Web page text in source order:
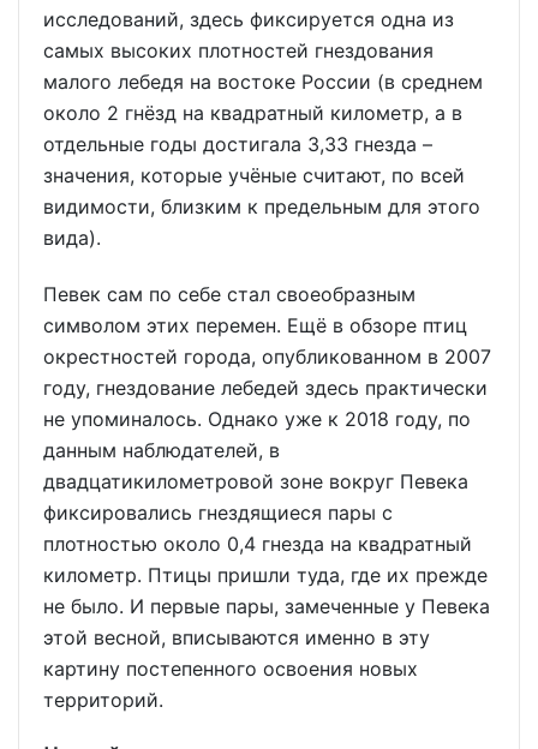
исследований, здесь фиксируется одна из
самых высоких плотностей гнездования
малого лебедя на востоке России (в среднем
около 2 гнёзд на квадратный километр, а в
отдельные годы достигала 3,33 гнезда –
значения, которые учёные считают, по всей
видимости, близким к предельным для этого
вида).
Певек сам по себе стал своеобразным
символом этих перемен. Ещё в обзоре птиц
окрестностей города, опубликованном в 2007
году, гнездование лебедей здесь практически
не упоминалось. Однако уже к 2018 году, по
данным наблюдателей, в
двадцатикилометровой зоне вокруг Певека
фиксировались гнездящиеся пары с
плотностью около 0,4 гнезда на квадратный
километр. Птицы пришли туда, где их прежде
не было. И первые пары, замеченные у Певека
этой весной, вписываются именно в эту
картину постепенного освоения новых
территорий.